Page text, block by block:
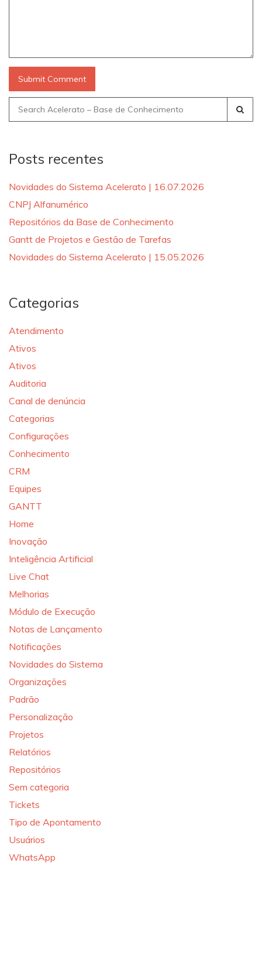
Search
for:
Posts recentes
Novidades do Sistema Acelerato | 16.07.2026
CNPJ Alfanumérico
Repositórios da Base de Conhecimento
Gantt de Projetos e Gestão de Tarefas
Novidades do Sistema Acelerato | 15.05.2026
Categorias
Atendimento
Ativos
Ativos
Auditoria
Canal de denúncia
Categorias
Configurações
Conhecimento
CRM
Equipes
GANTT
Home
Inovação
Inteligência Artificial
Live Chat
Melhorias
Módulo de Execução
Notas de Lançamento
Notificações
Novidades do Sistema
Organizações
Padrão
Personalização
Projetos
Relatórios
Repositórios
Sem categoria
Tickets
Tipo de Apontamento
Usuários
WhatsApp